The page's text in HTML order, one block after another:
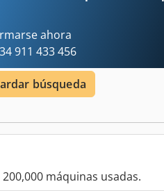
ahora
911 433 456
búsqueda
máquinas usadas.